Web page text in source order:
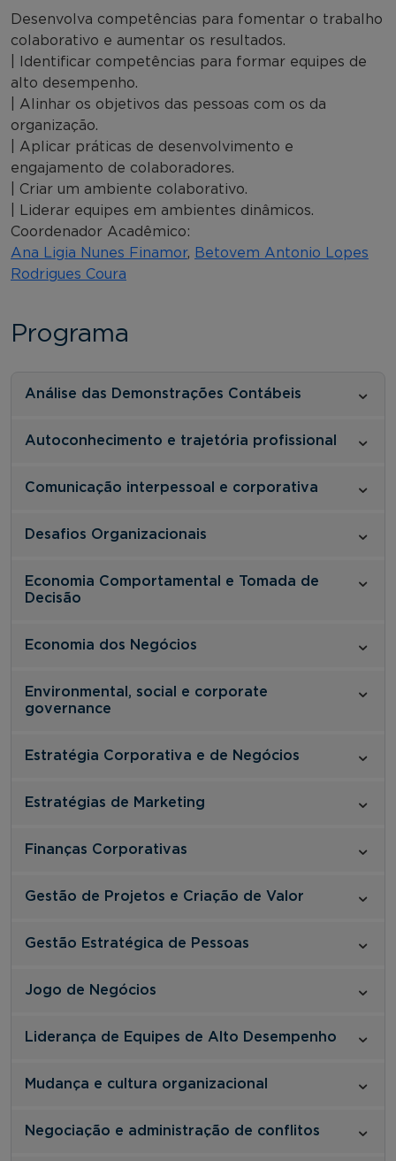
Desenvolva competências para fomentar o trabalho
colaborativo e aumentar os resultados.
| Identificar competências para formar equipes de
alto desempenho.
| Alinhar os objetivos das pessoas com os da
organização.
| Aplicar práticas de desenvolvimento e
engajamento de colaboradores.
| Criar um ambiente colaborativo.
| Liderar equipes em ambientes dinâmicos.
Coordenador Acadêmico:
Ana Ligia Nunes Finamor, Betovem Antonio Lopes
Rodrigues Coura
Programa
Análise das Demonstrações Contábeis
Autoconhecimento e trajetória profissional
Comunicação interpessoal e corporativa
Desafios Organizacionais
Economia Comportamental e Tomada de
Decisão
Economia dos Negócios
Environmental, social e corporate
governance
Estratégia Corporativa e de Negócios
Estratégias de Marketing
Finanças Corporativas
Gestão de Projetos e Criação de Valor
Gestão Estratégica de Pessoas
Jogo de Negócios
Liderança de Equipes de Alto Desempenho
Mudança e cultura organizacional
Negociação e administração de conflitos